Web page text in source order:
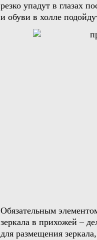
резко упадут в глазах
и обуви в холле
Обязательным
зеркала в прихожей –
для размещения